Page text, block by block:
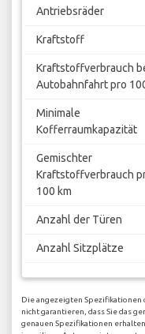
Antriebsräder
Kraftstoff
Kraftstoffverbrauch
Autobahnfahrt pro
Minimale
Kofferraumkapazität
Gemischter
Kraftstoffverbrauch
100 km
Anzahl der Türen
Anzahl Sitzplätze
Die angezeigten Spezifikationen
nicht garantieren, dass Sie das
genauen Spezifikationen